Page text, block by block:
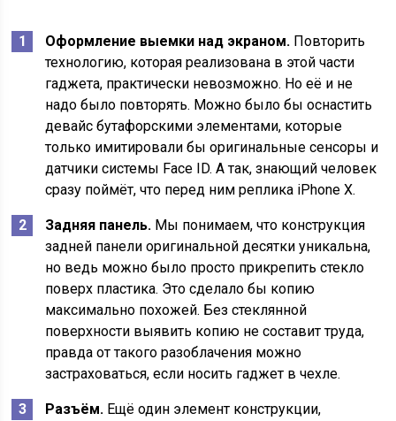
Оформление выемки над экраном. Повторить
технологию, которая реализована в этой части
гаджета, практически невозможно. Но её и не
надо было повторять. Можно было бы оснастить
девайс бутафорскими элементами, которые
только имитировали бы оригинальные сенсоры и
датчики системы Face ID. А так, знающий человек
сразу поймёт, что перед ним реплика iPhone X.
Задняя панель. Мы понимаем, что конструкция
задней панели оригинальной десятки уникальна,
но ведь можно было просто прикрепить стекло
поверх пластика. Это сделало бы копию
максимально похожей. Без стеклянной
поверхности выявить копию не составит труда,
правда от такого разоблачения можно
застраховаться, если носить гаджет в чехле.
Разъём. Ещё один элемент конструкции,